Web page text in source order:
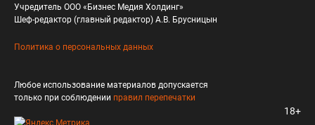
Учредитель ООО «Бизнес Медия Холдинг»
Шеф-редактор (главный редактор) А.В. Брусницын
Политика о персональных данных
Любое использование материалов допускается
только при соблюдении правил перепечатки
18+